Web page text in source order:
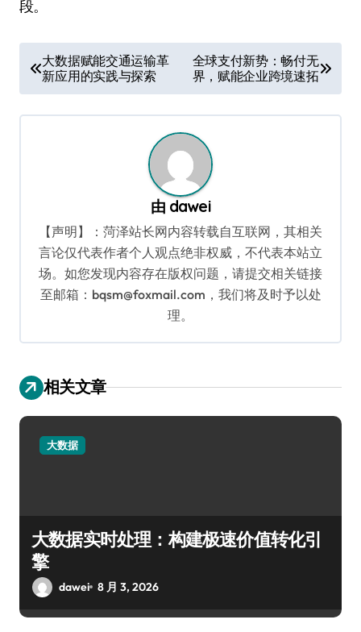
段。
章
导
大数据赋能交通运输革
新应用的实践与探索
全球支付新势：畅付无
界，赋能企业跨境速拓
由 dawei
【声明】：菏泽站长网内容转载自互联网，其相关
言论仅代表作者个人观点绝非权威，不代表本站立
场。如您发现内容存在版权问题，请提交相关链接
至邮箱：bqsm@foxmail.com，我们将及时予以处
理。
相关文章
大数据
大数据实时处理：构建极速价值转化引
擎
dawei 8 月 3, 2026